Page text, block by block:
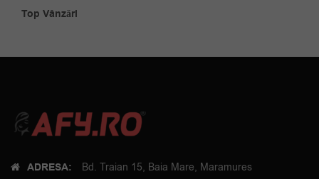
Top Vânzări
ADRESA: Bd. Traian 15, Baia Mare, Maramures